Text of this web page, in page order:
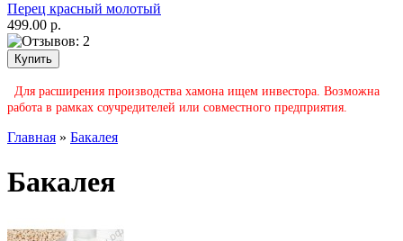
Перец красный молотый
499.00 р.
Для расширения производства хамона ищем инвестора. Возможна
работа в рамках соучредителей или совместного предприятия.
Главная » Бакалея
Бакалея